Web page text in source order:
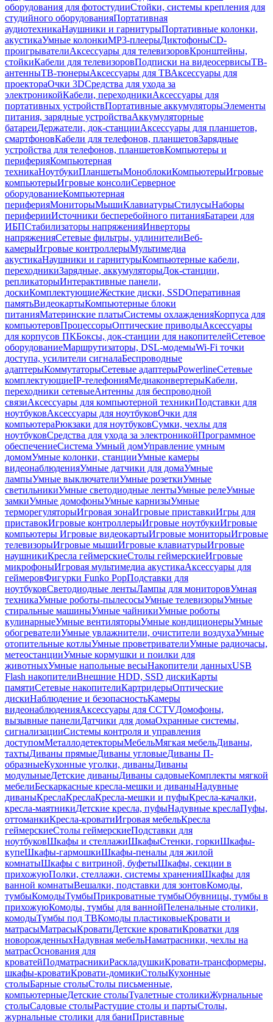
оборудования для фотостудииСтойки, системы крепления для
студийного оборудованияПортативная
аудиотехникаНаушники и гарнитурыПортативные колонки,
акустикаУмные колонкиMP3-плеерыДиктофоныCD-
проигрывателиАксессуары для телевизоровКронштейны,
стойкиКабели для телевизоровПодписки на видеосервисыТВ-
антенныТВ-тюнерыАксессуары для ТВАксессуары для
проектораОчки 3DСредства для ухода за
электроникойКабели, переходникиАксессуары для
портативных устройствПортативные аккумуляторыЭлементы
питания, зарядные устройстваАккумуляторные
батареиДержатели, док-станцииАксессуары для планшетов,
смартфоновКабели для телефонов, планшетовЗарядные
устройства для телефонов, планшетовКомпьютеры и
периферияКомпьютерная
техникаНоутбукиПланшетыМоноблокиКомпьютерыИгровые
компьютерыИгровые консолиСерверное
оборудованиеКомпьютерная
периферияМониторыМышиКлавиатурыСтилусыНаборы
периферииИсточники бесперебойного питанияБатареи для
ИБПСтабилизаторы напряженияИнверторы
напряженияСетевые фильтры, удлинителиВеб-
камерыИгровые контроллерыМультимедиа
акустикаНаушники и гарнитурыКомпьютерные кабели,
переходникиЗарядные, аккумуляторыДок-станции,
репликаторыИнтерактивные панели,
доскиКомплектующиеЖесткие диски, SSDОперативная
памятьВидеокартыКомпьютерные блоки
питанияМатеринские платыСистемы охлажденияКорпуса для
компьютеровПроцессорыОптические приводыАксессуары
для корпусов ПКБоксы, док-станции для накопителейСетевое
оборудованиеМаршрутизаторы, DSL-модемыWi-Fi точки
доступа, усилители сигналаБеспроводные
адаптерыКоммутаторыСетевые адаптерыPowerlineСетевые
комплектующиеIP-телефонияМедиаконвертерыКабели,
переходники сетевыеАнтенны для беспроводной
связиАксессуары для компьютерной техникиПодставки для
ноутбуковАксессуары для ноутбуковОчки для
компьютераРюкзаки для ноутбуковСумки, чехлы для
ноутбуковСредства для ухода за электроникойПрограммное
обеспечениеСистема Умный домУправление умным
домомУмные колонки, станцииУмные камеры
видеонаблюденияУмные датчики для домаУмные
лампыУмные выключателиУмные розеткиУмные
светильникиУмные светодиодные лентыУмные релеУмные
замкиУмные домофоныУмные карнизыУмные
терморегуляторыИгровая зонаИгровые приставкиИгры для
приставокИгровые контроллерыИгровые ноутбукиИгровые
компьютеры Игровые видеокартыИгровые мониторыИгровые
телевизорыИгровые мышиИгровые клавиатурыИгровые
наушникиКресла геймерскиеСтолы геймерскиеИгровые
микрофоныИгровая мультимедиа акустикаАксессуары для
геймеровФигурки Funko PopПодставки для
ноутбуковСветодиодные лентыЛампы для мониторовУмная
техникаУмные роботы-пылесосыУмные телевизорыУмные
стиральные машиныУмные чайникиУмные роботы
кулинарныеУмные вентиляторыУмные кондиционерыУмные
обогревателиУмные увлажнители, очистители воздухаУмные
отопительные котлыУмные проветривателиУмные радиочасы,
метеостанцииУмные кормушки и поилки для
животныхУмные напольные весыНакопители данныхUSB
Flash накопителиВнешние HDD, SSD дискиКарты
памятиСетевые накопителиКартридерыОптические
дискиНаблюдение и безопасностьКамеры
видеонаблюденияАксессуары для CCTVДомофоны,
вызывные панелиДатчики для домаОхранные системы,
сигнализацииСистемы контроля и управления
доступомМеталлодетекторыМебельМягкая мебельДиваны,
тахтыДиваны прямыеДиваны угловыеДиваны П-
образныеКухонные уголки, диваныДиваны
модульныеДетские диваныДиваны садовыеКомплекты мягкой
мебелиБескаркасные кресла-мешки и диваныНадувные
диваныКреслаКреслаКресла-мешки и пуфыКресла-качалки,
кресла-маятникиДетские кресла, пуфыНадувные креслаПуфы,
оттоманкиКресла-кроватиИгровая мебельКресла
геймерскиеСтолы геймерскиеПодставки для
ноутбуковШкафы и стеллажиШкафыСтенки, горкиШкафы-
купеШкафы-гармошкиШкафы-пеналы для жилой
комнатыШкафы с витриной, буфетыШкафы, секции в
прихожуюПолки, стеллажи, системы храненияШкафы для
ванной комнатыВешалки, подставки для зонтовКомоды,
тумбыКомодыТумбыПрикроватные тумбыОбувницы, тумбы в
прихожуюКомоды, тумбы для ваннойПеленальные столики,
комодыТумбы под ТВКомоды пластиковыеКровати и
матрасыМатрасыКроватиДетские кроватиКроватки для
новорожденныхНадувная мебельНаматрасники, чехлы на
матрасОснования для
кроватейПодматрасникиРаскладушкиКровати-трансформеры,
шкафы-кроватиКровати-домикиСтолыКухонные
столыБарные столыСтолы письменные,
компьютерныеДетские столыТуалетные столикиЖурнальные
столыСадовые столыРастущие столы и партыСтолы,
журнальные столики для баниПриставные